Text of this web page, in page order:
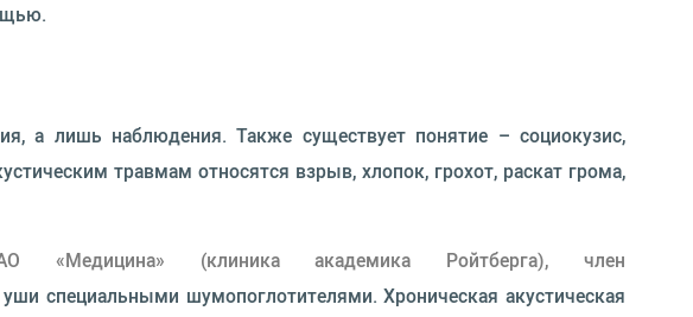
а лишь наблюдения. Также существует понятие – социокузис,
травмам относятся взрыв, хлопок, грохот, раскат грома,
«Медицина» (клиника академика Ройтберга), член
специальными шумопоглотителями. Хроническая акустическая